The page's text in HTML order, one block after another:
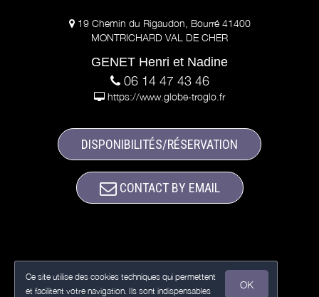
Ce site utilise des cookies techniques qui permettent
et facilitent votre navigation. Ils sont indispensables
OK
19 Chemin du Rigaudon, Bourré 41400
MONTRICHARD VAL DE CHER
GENET Henri et Nadine
06 14 47 43 46
https://www.globe-troglo.fr
DISPONIBILITÉS/RÉSERVATION
CONTACT BY EMAIL